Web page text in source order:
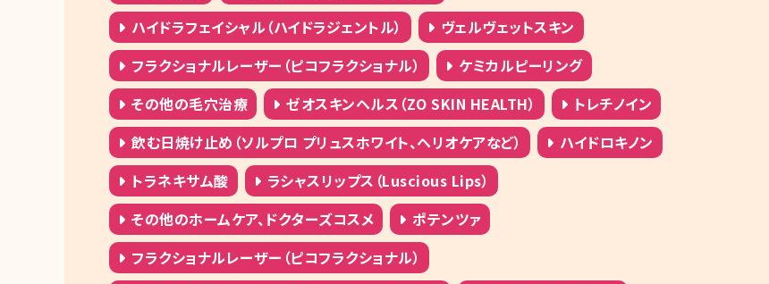
ハイドラフェイシャル（ハイドラジェントル）
ヴェルヴェットスキン
フラクショナルレーザー（ピコフラクショナル）
ケミカルピーリング
その他の毛穴治療
ゼオスキンヘルス（ZO SKIN HEALTH）
トレチノイン
飲む日焼け止め（ソルプロ プリュスホワイト、ヘリオケアなど）
ハイドロキノン
トラネキサム酸
ラシャスリップス（Luscious Lips）
その他のホームケア、ドクターズコスメ
ポテンツァ
フラクショナルレーザー（ピコフラクショナル）